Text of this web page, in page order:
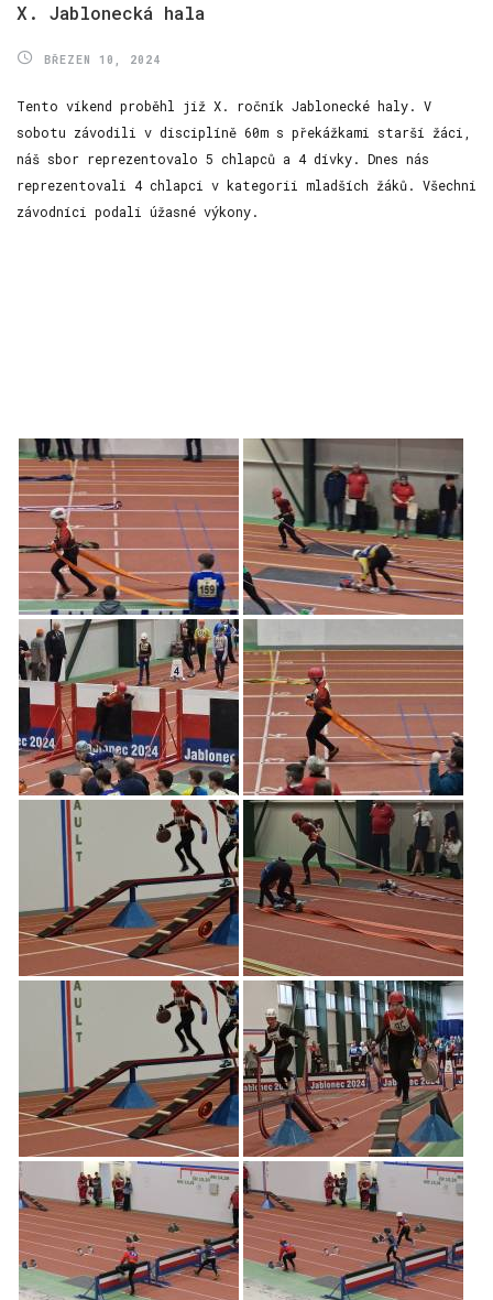
X. Jablonecká hala
BŘEZEN 10, 2024
Tento víkend proběhl již X. ročník Jablonecké haly. V
sobotu závodili v disciplíně 60m s překážkami starší žáci,
náš sbor reprezentovalo 5 chlapců a 4 dívky. Dnes nás
reprezentovali 4 chlapci v kategorii mladších žáků. Všechni
závodníci podali úžasné výkony.